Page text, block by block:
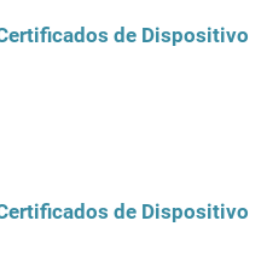
de
de